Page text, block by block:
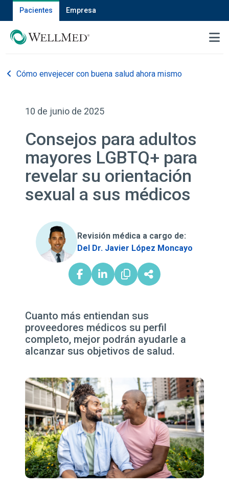
Pacientes Empresa
MENU
Cómo envejecer con buena salud ahora mismo
10 de junio de 2025
Consejos para adultos
mayores LGBTQ+ para
revelar su orientación
sexual a sus médicos
Revisión médica a cargo de:
Del Dr. Javier López Moncayo
Cuanto más entiendan sus
proveedores médicos su perfil
completo, mejor podrán ayudarle a
alcanzar sus objetivos de salud.